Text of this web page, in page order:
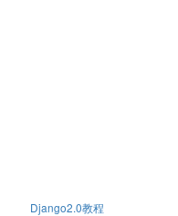
Django2.0教程